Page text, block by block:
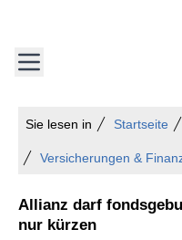
Sie lesen in Startseite
Versicherungen &
Allianz darf
nur kürzen